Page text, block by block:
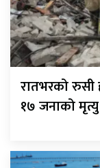
रातभरको रुसी
१७ जनाको मृत्यु